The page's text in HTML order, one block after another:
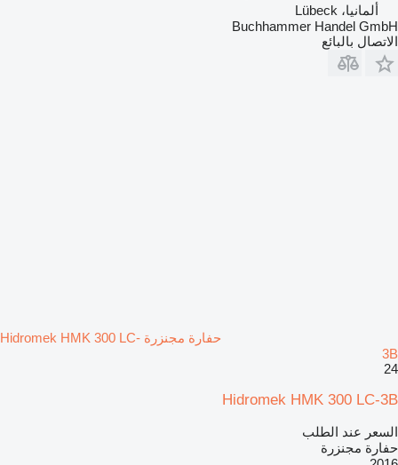
ألمانيا، Lübeck
Buchhammer Handel GmbH
الاتصال بالبائع
حفارة مجنزرة Hidromek HMK 300 LC-
3B
24
Hidromek HMK 300 LC-3B
السعر عند الطلب
حفارة مجنزرة